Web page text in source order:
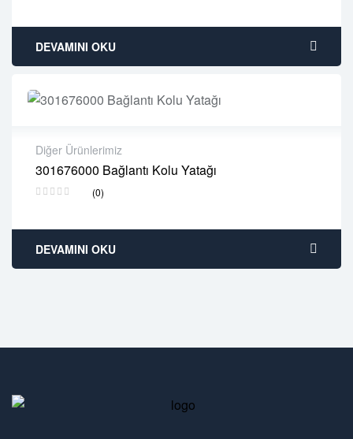
DEVAMINI OKU
Diğer Ürünlerimiz
301676000 Bağlantı Kolu Yatağı
(0)
2 years warranty
Delivery time: 1-2 business days
DEVAMINI OKU